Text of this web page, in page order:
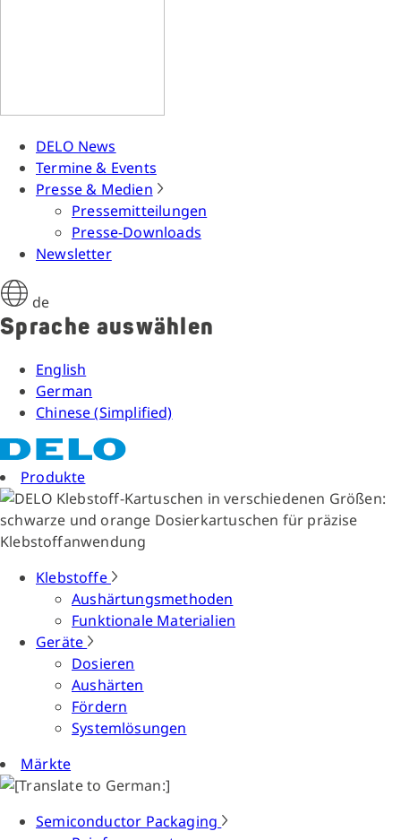
DELO News
Termine & Events
Presse & Medien
Pressemitteilungen
Presse-Downloads
Newsletter
de
Sprache auswählen
English
German
Chinese (Simplified)
Produkte
Klebstoffe
Aushärtungsmethoden
Funktionale Materialien
Geräte
Dosieren
Aushärten
Fördern
Systemlösungen
Märkte
Semiconductor Packaging